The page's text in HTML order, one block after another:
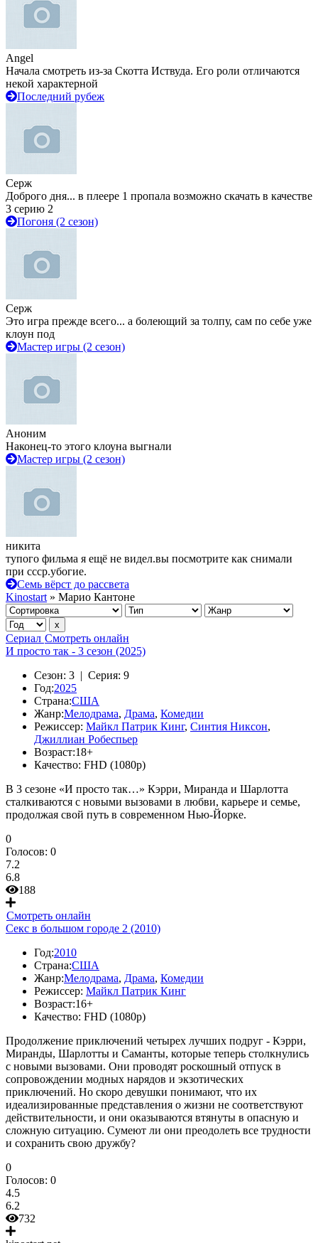
Angel
Начала смотреть из-за Скотта Иствуда. Его роли отличаются
некой характерной
Последний рубеж
Серж
Доброго дня... в плеере 1 пропала возможно скачать в качестве
3 серию 2
Погоня (2 сезон)
Серж
Это игра прежде всего... а болеющий за толпу, сам по себе уже
клоун под
Мастер игры (2 сезон)
Аноним
Наконец-то этого клоуна выгнали
Мастер игры (2 сезон)
никита
тупого фильма я ещё не видел.вы посмотрите как снимали
при ссср.убогие.
Семь вёрст до рассвета
Kinostart » Марио Кантоне
Сериал Смотреть онлайн
И просто так - 3 сезон (2025)
Сезон: 3 | Серия: 9
Год:2025
Страна:США
Жанр:Мелодрама, Драма, Комедии
Режиссер: Майкл Патрик Кинг, Синтия Никсон,
Джиллиан Робеспьер
Возраст:18+
Качество: FHD (1080p)
В 3 сезоне «И просто так…» Кэрри, Миранда и Шарлотта
сталкиваются с новыми вызовами в любви, карьере и семье,
продолжая свой путь в современном Нью-Йорке.
0
Голосов: 0
7.2
6.8
188
Смотреть онлайн
Секс в большом городе 2 (2010)
Год:2010
Страна:США
Жанр:Мелодрама, Драма, Комедии
Режиссер: Майкл Патрик Кинг
Возраст:16+
Качество: FHD (1080p)
Продолжение приключений четырех лучших подруг - Кэрри,
Миранды, Шарлотты и Саманты, которые теперь столкнулись
с новыми вызовами. Они проводят роскошный отпуск в
сопровождении модных нарядов и экзотических
приключений. Но скоро девушки понимают, что их
идеализированные представления о жизни не соответствуют
действительности, и они оказываются втянуты в опасную и
сложную ситуацию. Сумеют ли они преодолеть все трудности
и сохранить свою дружбу?
0
Голосов: 0
4.5
6.2
732